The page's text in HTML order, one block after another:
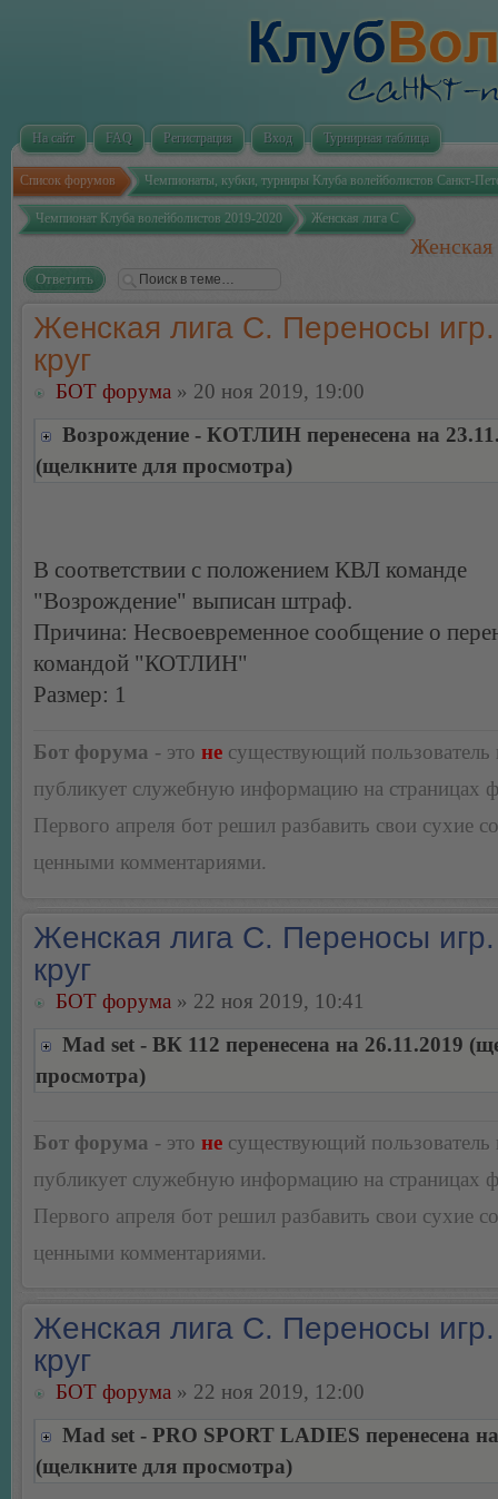
На сайт FAQ Регистрация Вход Турнирная таблица
Список форумов Чемпионаты, кубки, турниры Клуба волейболистов Санкт-
Чемпионат Клуба волейболистов 2019-2020 Женская лига С
Женская
Ответить
Женская лига С. Переносы
круг
БОТ форума » 20 ноя 2019, 19:00
Возрождение - КОТЛИН перенесена на
(щелкните для просмотра)
В соответствии с положением КВЛ команде
"Возрождение" выписан штраф.
Причина: Несвоевременное сообщение о
командой "КОТЛИН"
Размер: 1
Бот форума - это не существующий пользователь
публикует служебную информацию на страницах
Первого апреля бот решил разбавить свои сухие
ценными комментариями.
Женская лига С. Переносы
круг
БОТ форума » 22 ноя 2019, 10:41
Mad set - ВК 112 перенесена на 26.11.2019
просмотра)
Бот форума - это не существующий пользователь
публикует служебную информацию на страницах
Первого апреля бот решил разбавить свои сухие
ценными комментариями.
Женская лига С. Переносы
круг
БОТ форума » 22 ноя 2019, 12:00
Mad set - PRO SPORT LADIES перенесена
(щелкните для просмотра)